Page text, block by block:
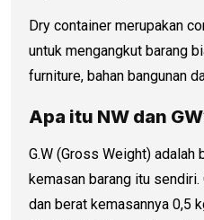
Dry container merupakan
untuk mengangkut barang
furniture, bahan bangunan
Apa itu NW dan
G.W (Gross Weight) adalah
kemasan barang itu
dan berat kemasannya 0,5